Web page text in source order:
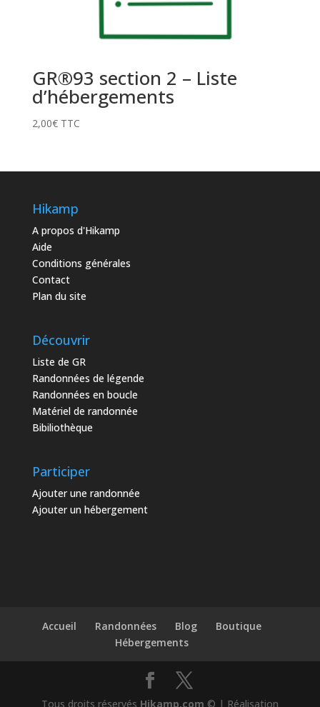
GR®93 section 2 – Liste
d’hébergements
2,00€ TTC
Hikamp
A propos d'Hikamp
Aide
Conditions générales
Contact
Plan du site
Découvrir
Liste de GR
Randonnées de légende
Randonnées en boucle
Matériel de randonnée
Bibiliothèque
Participer
Ajouter une randonnée
Ajouter un hébergement
Accueil Randonnées Blog
Boutique
Hébergements
Tous droits réservés Hikamp.com © | Réalisation